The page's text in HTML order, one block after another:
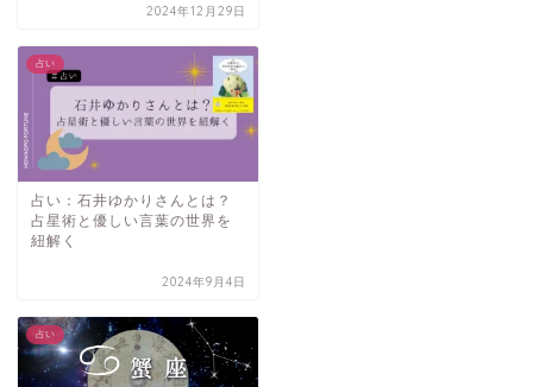
2024年12月29日
占い
占い：石井ゆかりさんとは？
占星術と優しい言葉の世界を
紐解く
2024年9月4日
占い